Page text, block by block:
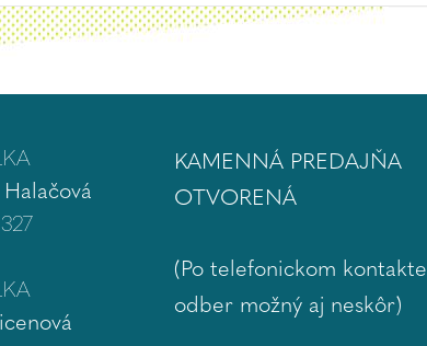
KAMENNÁ PREDAJŇA
OTVORENÁ
(Po telefonickom kontakte
odber možný aj neskôr)